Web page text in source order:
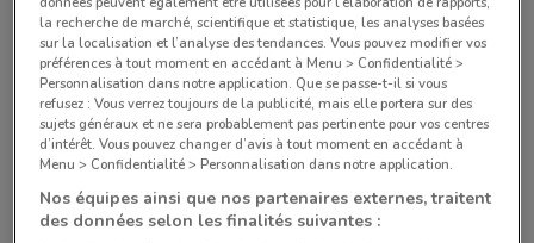
il n'y a pas de magasins dans les environs
la recherche de marché, scientifique et statistique, les analyses basées
sur la localisation et l’analyse des tendances. Vous pouvez modifier vos
préférences à tout moment en accédant à Menu > Confidentialité >
Personnalisation dans notre application. Que se passe-t-il si vous
refusez : Vous verrez toujours de la publicité, mais elle portera sur des
sujets généraux et ne sera probablement pas pertinente pour vos centres
d’intérêt. Vous pouvez changer d’avis à tout moment en accédant à
Menu > Confidentialité > Personnalisation dans notre application.
Nos équipes ainsi que nos partenaires externes, traitent
des données selon les finalités suivantes :